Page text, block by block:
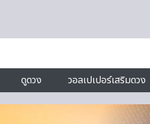
ดูดวง วอลเปเปอร์เสริมดวง